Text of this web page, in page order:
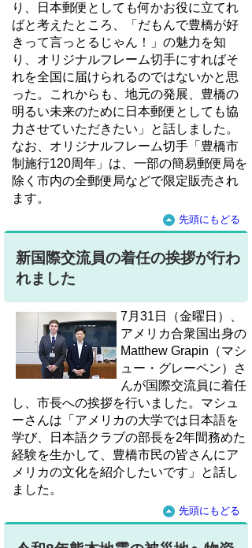
り、日本郵便としても何かお役に立てれ
ばと考えたところ、「だもんで豊橋が好
きって言っとるじゃん！」の魅力を知
り、オリジナルフレーム切手にすればそ
れを全国に届けられるのではないかと思
った。これからも、地元の発展、豊橋の
明るい未来のために日本郵便としても協
力させていただきたい」と話しました。
なお、オリジナルフレーム切手「豊橋市
制施行120周年」は、一部の簡易郵便局を
除く市内の全郵便局などで限定販売され
ます。
先頭にもどる
新国際交流員の着任の挨拶が行わ
れました
7月31日（金曜日）、
アメリカ合衆国出身の
Matthew Grapin（マシ
ュー・グレーペン）さ
んが国際交流員に着任
し、市長への挨拶を行いました。マシュ
ーさんは「アメリカの大学では日本語を
学び、日本語クラブの部長を2年間務めた
経験を生かして、豊橋市民の皆さんにア
メリカの文化を紹介したいです」と話し
ました。
先頭にもどる